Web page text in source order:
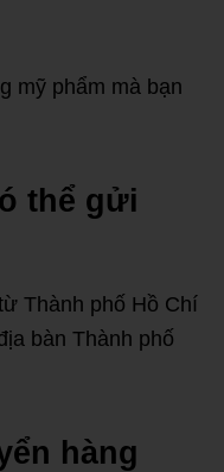
mỹ phẩm mà bạn
thể gửi
Thành phố Hồ Chí
bàn Thành phố
hàng